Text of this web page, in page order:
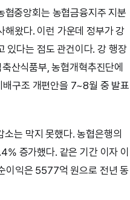
협중앙회는 농협금융지주 지분
왔다. 이런 가운데 정부가 강
있다는 점도 관건이다. 강 행장
산식품부, 농협개혁추진단에
배구조 개편안을 7~8월 중 발표
는 막지 못했다. 농협은행의
증가했다. 같은 기간 이자 이
익은 5577억 원으로 전년 동